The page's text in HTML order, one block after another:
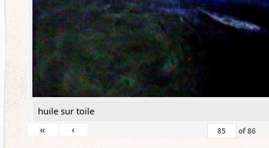
huile sur toile
«
‹ of86